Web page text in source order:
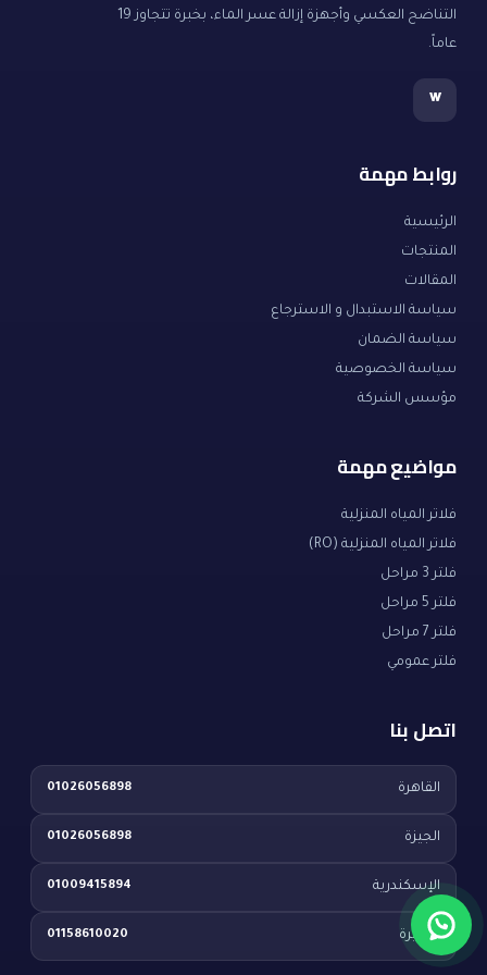
التناضح العكسي وأجهزة إزالة عسر الماء، بخبرة تتجاوز 19
عاماً.
w
روابط مهمة
الرئيسية
المنتجات
المقالات
سياسة الاستبدال و الاسترجاع
سياسة الضمان
سياسة الخصوصية
مؤسس الشركة
مواضيع مهمة
فلاتر المياه المنزلية
فلاتر المياه المنزلية (RO)
فلتر 3 مراحل
فلتر 5 مراحل
فلتر 7 مراحل
فلتر عمومي
اتصل بنا
القاهرة 01026056898
الجيزة 01026056898
الإسكندرية 01009415894
البحيرة 01158610020